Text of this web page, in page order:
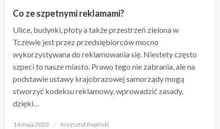
Co ze szpetnymi reklamami?
Ulice, budynki, płoty a także przestrzeń zielona w
Tczewie jest przez przedsiębiorców mocno
wykorzystywana do reklamowania się. Niestety często
szpeci to nasze miasto. Prawo tego nie zabrania, ale na
podstawie ustawy krajobrazowej samorządy mogą
stworzyć kodeksu reklamowy, wprowadzić zasady,
dzięki…
Opublikowane
14 maja 2020 Krzysztof Repiński